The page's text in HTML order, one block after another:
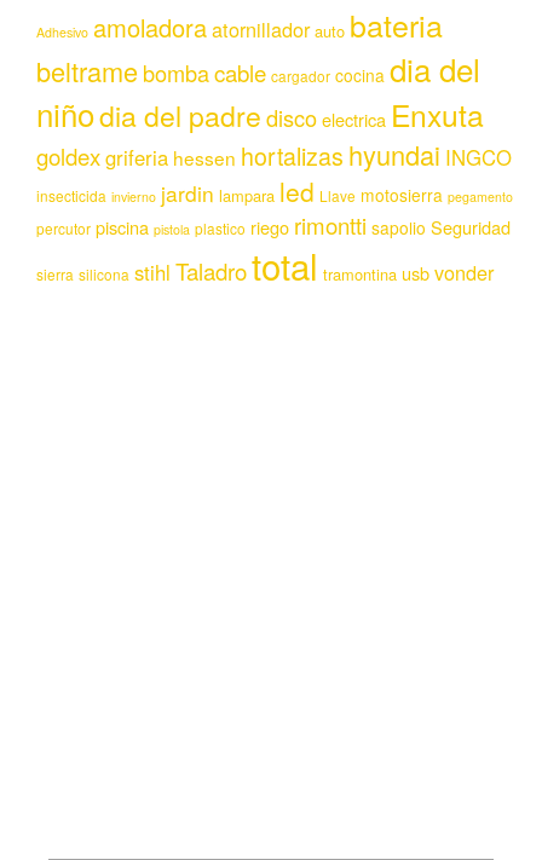
Adhesivo amoladoraatornillador auto bateria
beltramebombacable cargador cocina dia del
niñodia del padrediscoelectrica Enxuta
goldexgriferia hessen hortalizas hyundai INGCO
insecticida invierno jardin lampara led Llave motosierra pegamento
percutor piscina pistola plastico riego rimontti sapolio Seguridad
sierra silicona stihl Taladrototal tramontina usbvonder